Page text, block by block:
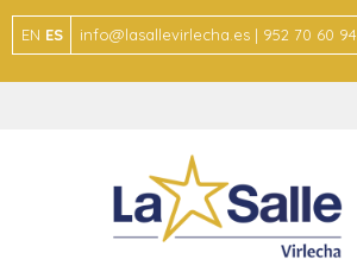
EN ES info@lasallevirlecha.es | 952 70 60 94